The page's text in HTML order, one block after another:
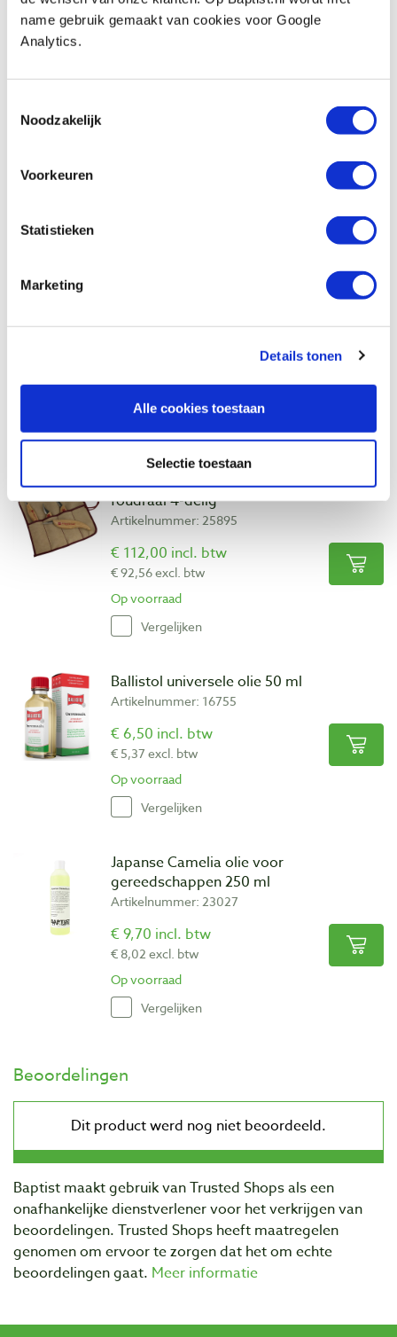
name gebruik gemaakt van cookies voor Google
Analytics.
Noodzakelijk
Voorkeuren
Statistieken
Marketing
Details tonen
Alle cookies toestaan
Selectie toestaan
Op voorraad
Stanley 12-vaks gereedschapsetui |
Flexcut KN100 houtsnijmessenset in
foudraal 4-delig
Artikelnummer: 25895
€ 112,00 incl. btw
€ 92,56 excl. btw
Op voorraad
Vergelijken
Ballistol universele olie 50 ml
Artikelnummer: 16755
€ 6,50 incl. btw
€ 5,37 excl. btw
Op voorraad
Vergelijken
Japanse Camelia olie voor
gereedschappen 250 ml
Artikelnummer: 23027
€ 9,70 incl. btw
€ 8,02 excl. btw
Op voorraad
Vergelijken
Beoordelingen
Baptist maakt gebruik van Trusted Shops als een
onafhankelijke dienstverlener voor het verkrijgen van
beoordelingen. Trusted Shops heeft maatregelen
genomen om ervoor te zorgen dat het om echte
beoordelingen gaat. Meer informatie